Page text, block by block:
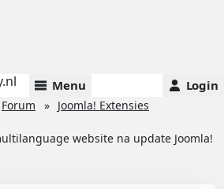
Menu Login
Forum
Joomla! Extensies
website na update Joomla!